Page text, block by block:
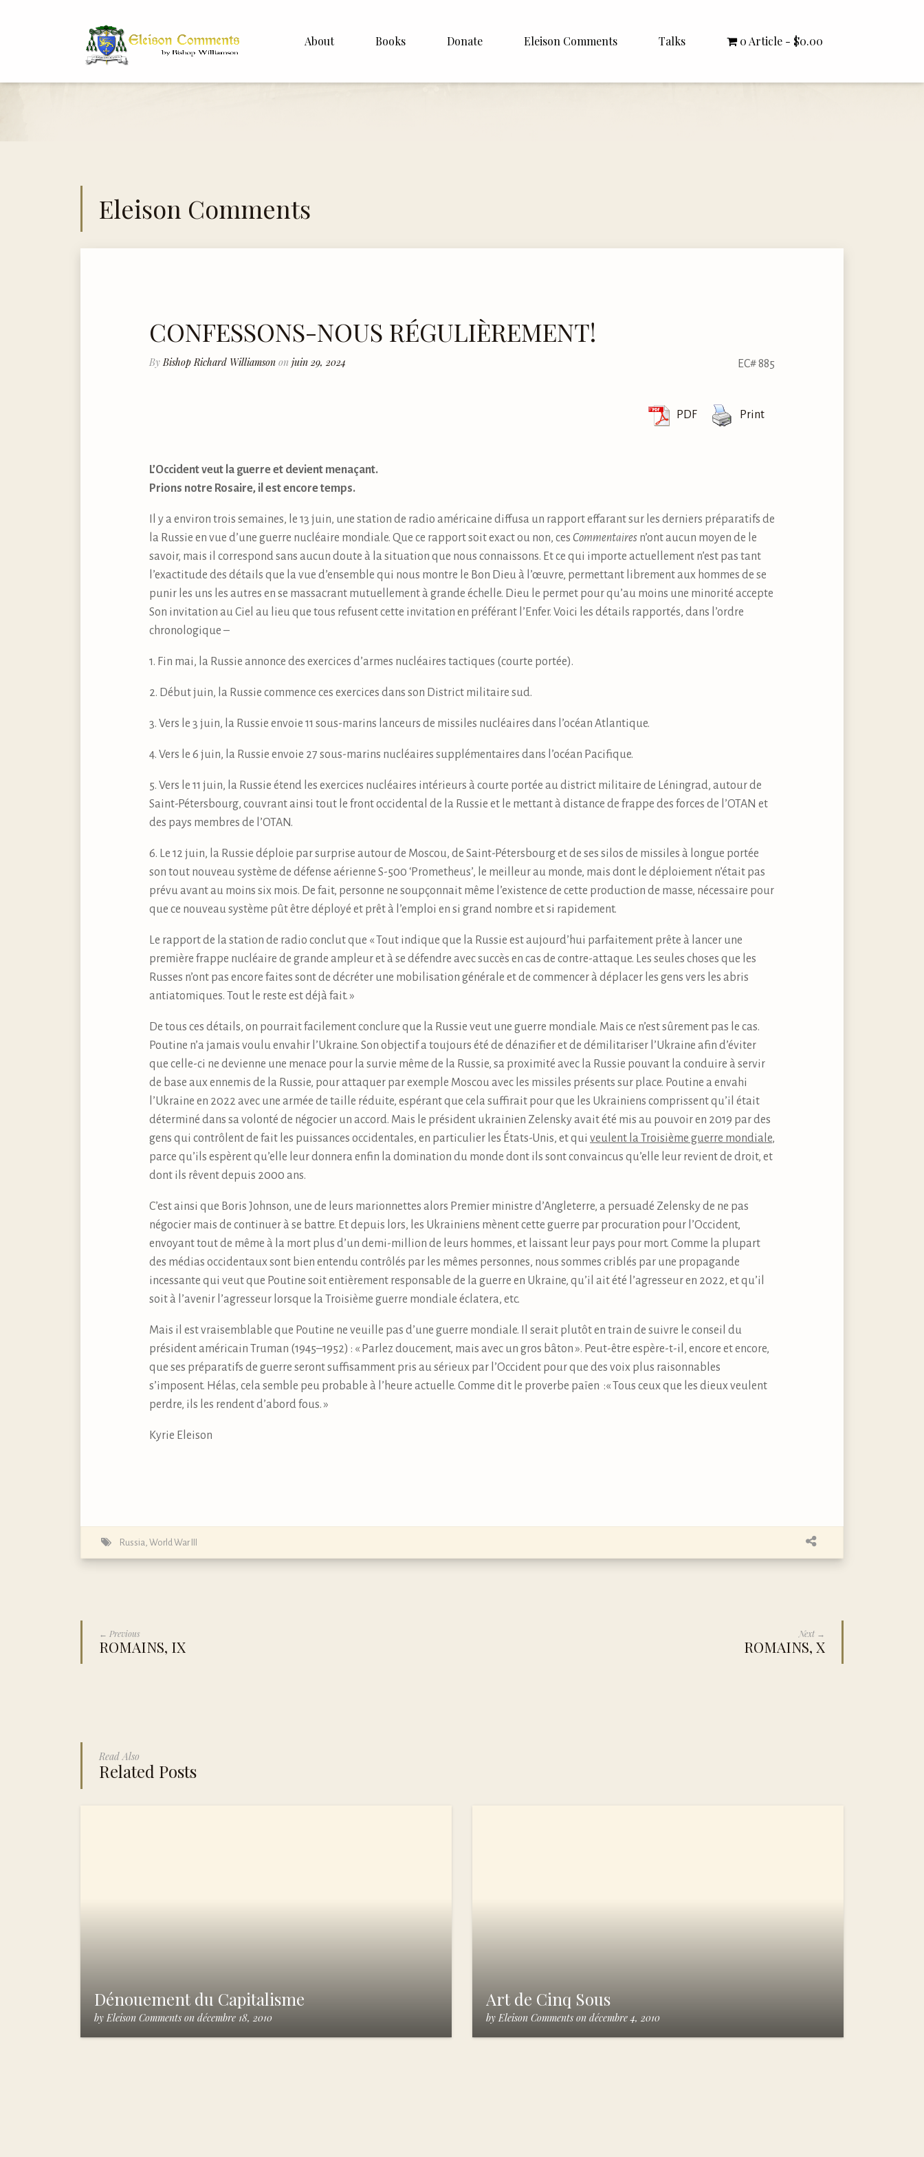
About Books Donate Eleison Comments
Italiano
Talks
Rector Letters
0 Article $0.00
Eleison Comments
CONFESSONS-NOUS RÉGULIÈREMENT!
By Bishop Richard Williamson on juin 29, 2024 EC# 885
PDF Print
L’Occident veut la guerre et devient menaçant.
Prions notre Rosaire, il est encore temps.
Il y a environ trois semaines, le 13 juin, une station de radio américaine diffusa un rapport effarant sur les derniers préparatifs de
la Russie en vue d’une guerre nucléaire mondiale. Que ce rapport soit exact ou non, ces Commentaires n’ont aucun moyen de le
savoir, mais il correspond sans aucun doute à la situation que nous connaissons. Et ce qui importe actuellement n’est pas tant
l’exactitude des détails que la vue d’ensemble qui nous montre le Bon Dieu à l’œuvre, permettant librement aux hommes de se
punir les uns les autres en se massacrant mutuellement à grande échelle. Dieu le permet pour qu’au moins une minorité accepte
Son invitation au Ciel au lieu que tous refusent cette invitation en préférant l’Enfer. Voici les détails rapportés, dans l’ordre
chronologique –
1. Fin mai, la Russie annonce des exercices d’armes nucléaires tactiques (courte portée).
2. Début juin, la Russie commence ces exercices dans son District militaire sud.
3. Vers le 3 juin, la Russie envoie 11 sous-marins lanceurs de missiles nucléaires dans l’océan Atlantique.
4. Vers le 6 juin, la Russie envoie 27 sous-marins nucléaires supplémentaires dans l’océan Pacifique.
5. Vers le 11 juin, la Russie étend les exercices nucléaires intérieurs à courte portée au district militaire de Léningrad, autour de
Saint-Pétersbourg, couvrant ainsi tout le front occidental de la Russie et le mettant à distance de frappe des forces de l’OTAN et
des pays membres de l’OTAN.
6. Le 12 juin, la Russie déploie par surprise autour de Moscou, de Saint-Pétersbourg et de ses silos de missiles à longue portée
son tout nouveau système de défense aérienne S-500 ‘Prometheus’, le meilleur au monde, mais dont le déploiement n’était pas
prévu avant au moins six mois. De fait, personne ne soupçonnait même l’existence de cette production de masse, nécessaire pour
que ce nouveau système pût être déployé et prêt à l’emploi en si grand nombre et si rapidement.
Le rapport de la station de radio conclut que « Tout indique que la Russie est aujourd’hui parfaitement prête à lancer une
première frappe nucléaire de grande ampleur et à se défendre avec succès en cas de contre-attaque. Les seules choses que les
Russes n’ont pas encore faites sont de décréter une mobilisation générale et de commencer à déplacer les gens vers les abris
antiatomiques. Tout le reste est déjà fait. »
De tous ces détails, on pourrait facilement conclure que la Russie veut une guerre mondiale. Mais ce n’est sûrement pas le cas.
Poutine n’a jamais voulu envahir l’Ukraine. Son objectif a toujours été de dénazifier et de démilitariser l’Ukraine afin d’éviter
que celle-ci ne devienne une menace pour la survie même de la Russie, sa proximité avec la Russie pouvant la conduire à servir
de base aux ennemis de la Russie, pour attaquer par exemple Moscou avec les missiles présents sur place. Poutine a envahi
l’Ukraine en 2022 avec une armée de taille réduite, espérant que cela suffirait pour que les Ukrainiens comprissent qu’il était
déterminé dans sa volonté de négocier un accord. Mais le président ukrainien Zelensky avait été mis au pouvoir en 2019 par des
gens qui contrôlent de fait les puissances occidentales, en particulier les États-Unis, et qui veulent la Troisième guerre mondiale,
parce qu’ils espèrent qu’elle leur donnera enfin la domination du monde dont ils sont convaincus qu’elle leur revient de droit, et
dont ils rêvent depuis 2000 ans.
C’est ainsi que Boris Johnson, une de leurs marionnettes alors Premier ministre d’Angleterre, a persuadé Zelensky de ne pas
négocier mais de continuer à se battre. Et depuis lors, les Ukrainiens mènent cette guerre par procuration pour l’Occident,
envoyant tout de même à la mort plus d’un demi-million de leurs hommes, et laissant leur pays pour mort. Comme la plupart
des médias occidentaux sont bien entendu contrôlés par les mêmes personnes, nous sommes criblés par une propagande
incessante qui veut que Poutine soit entièrement responsable de la guerre en Ukraine, qu’il ait été l’agresseur en 2022, et qu’il
soit à l’avenir l’agresseur lorsque la Troisième guerre mondiale éclatera, etc.
Mais il est vraisemblable que Poutine ne veuille pas d’une guerre mondiale. Il serait plutôt en train de suivre le conseil du
président américain Truman (1945–1952) : « Parlez doucement, mais avec un gros bâton ». Peut-être espère-t-il, encore et encore,
que ses préparatifs de guerre seront suffisamment pris au sérieux par l’Occident pour que des voix plus raisonnables
s’imposent. Hélas, cela semble peu probable à l’heure actuelle. Comme dit le proverbe païen :« Tous ceux que les dieux veulent
perdre, ils les rendent d’abord fous. »
Kyrie Eleison
Russia World War III
← Previous
ROMAINS, IX
Next →
ROMAINS, X
Read Also
Related Posts
Dénouement du Capitalisme
by Eleison Comments on décembre 18, 2010
Art de Cinq Sous
by Eleison Comments on décembre 4, 2010